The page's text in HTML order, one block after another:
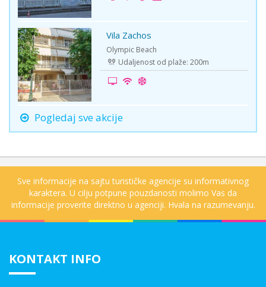
First Minute Vila Zachos
Olympic Beach
Udaljenost od plaže: 200m
Pogledaj sve akcije
Sve informacije na sajtu turističke agencije su informativnog
karaktera. U cilju potpune pouzdanosti molimo Vas da
informacije proverite direktno u agenciji. Hvala na razumevanju.
KONTAKT INFO